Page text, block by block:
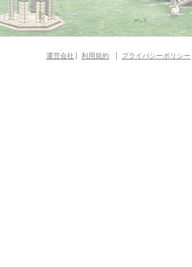
運営会社 利用規約 プライバシーポリシー